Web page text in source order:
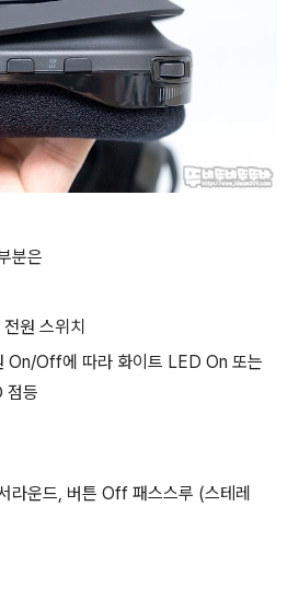
분은
원 스위치
On/Off에 따라 화이트 LED On 또는
점등
라운드, 버튼 Off 패스스루 (스테레